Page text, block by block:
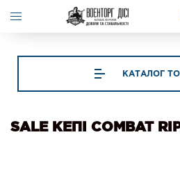
КАТАЛОГ
SALE КЕПІ COMBAT